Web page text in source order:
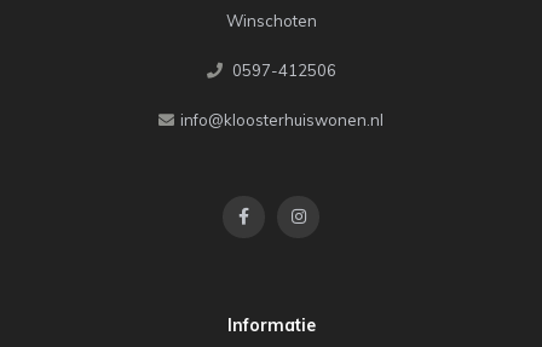
Winschoten
0597-412506
info@kloosterhuiswonen.nl
Informatie